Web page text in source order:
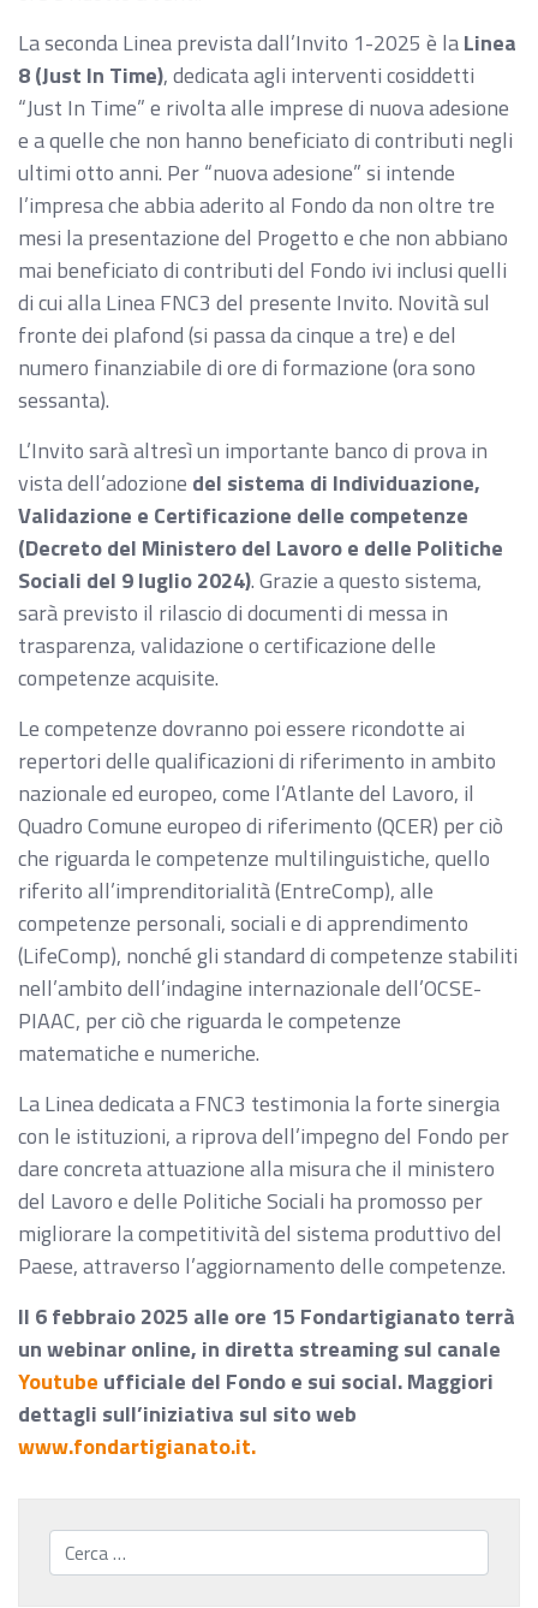
La seconda Linea prevista dall’Invito 1-2025 è laLinea
8 (Just In Time), dedicata agli interventi cosiddetti
“Just In Time” e rivolta alle imprese di nuova adesione
e a quelle che non hanno beneficiato di contributi negli
ultimi otto anni. Per “nuova adesione” si intende
l’impresa che abbia aderito al Fondo da non oltre tre
mesi la presentazione del Progetto e che non abbiano
mai beneficiato di contributi del Fondo ivi inclusi quelli
di cui alla Linea FNC3 del presente Invito. Novità sul
fronte dei plafond (si passa da cinque a tre) e del
numero finanziabile di ore di formazione (ora sono
sessanta).
L’Invito sarà altresì un importante banco di prova in
vista dell’adozione del sistema di Individuazione,
Validazione e Certificazione delle competenze
(Decreto del Ministero del Lavoro e delle Politiche
Sociali del 9 luglio 2024). Grazie a questo sistema,
sarà previsto il rilascio di documenti di messa in
trasparenza, validazione o certificazione delle
competenze acquisite.
Le competenze dovranno poi essere ricondotte ai
repertori delle qualificazioni di riferimento in ambito
nazionale ed europeo, come l’Atlante del Lavoro, il
Quadro Comune europeo di riferimento (QCER) per ciò
che riguarda le competenze multilinguistiche, quello
riferito all’imprenditorialità (EntreComp), alle
competenze personali, sociali e di apprendimento
(LifeComp), nonché gli standard di competenze stabiliti
nell’ambito dell’indagine internazionale dell’OCSE-
PIAAC, per ciò che riguarda le competenze
matematiche e numeriche.
La Linea dedicata a FNC3 testimonia la forte sinergia
con le istituzioni, a riprova dell’impegno del Fondo per
dare concreta attuazione alla misura che il ministero
del Lavoro e delle Politiche Sociali ha promosso per
migliorare la competitività del sistema produttivo del
Paese, attraverso l’aggiornamento delle competenze.
Il 6 febbraio 2025 alle ore 15 Fondartigianato terrà
un webinar online, in diretta streaming sul canale
Youtube ufficiale del Fondo e sui social. Maggiori
dettagli sull’iniziativa sul sito web
www.fondartigianato.it.
Cerca...